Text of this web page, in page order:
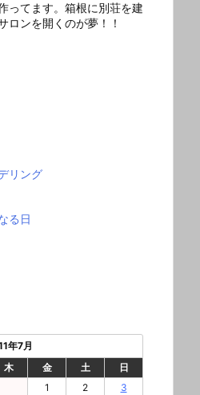
ってます。箱根に別荘を建
ロンを開くのが夢！！
リング
る日
年7月
木 金 土
日
1
2
3